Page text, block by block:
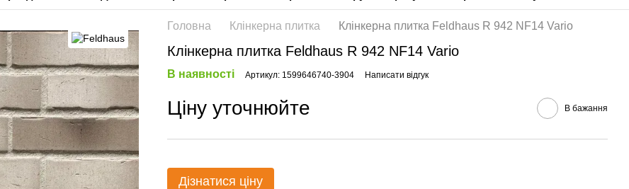
Контактна інформація
Головна
Клінкерна плитка Клінкерна плитка Feldhaus R 942 NF14 Vario
Клінкерна плитка Feldhaus R 942 NF14 Vario
В наявності Артикул: 1599646740-3904 Написати відгук
Ціну уточнюйте В бажання
Дізнатися ціну